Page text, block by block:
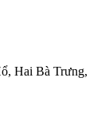
Hai Bà Trưng,